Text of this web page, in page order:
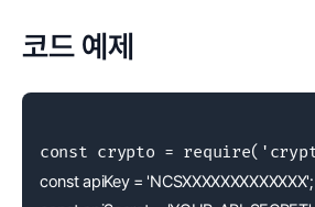
코드 예제
const apiKey = 'NCSXXXXXXXXXXXXX';